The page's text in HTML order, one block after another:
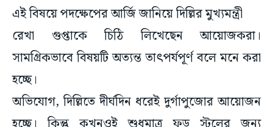
এই বিষয়ে পদক্ষেপের আর্জি জানিয়ে দিল্লির মুখ্যমন্ত্রী
রেখা গুপ্তাকে চিঠি লিখেছেন আয়োজকরা।
সামগ্রিকভাবে বিষয়টি অত্যন্ত তাৎপর্যপূর্ণ বলে মনে করা
হচ্ছে।
অভিযোগ, দিল্লিতে দীর্ঘদিন ধরেই দুর্গাপুজোর আয়োজন